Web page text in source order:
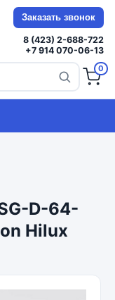
Заказать звонок
8 (423) 2-688-722
+7 914 070-06-13
0
D-64-
Hilux